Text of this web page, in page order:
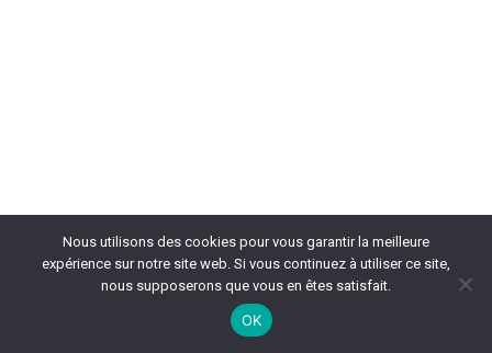
Nous utilisons des cookies pour vous garantir la meilleure
expérience sur notre site web. Si vous continuez à utiliser ce site,
nous supposerons que vous en êtes satisfait.
OK